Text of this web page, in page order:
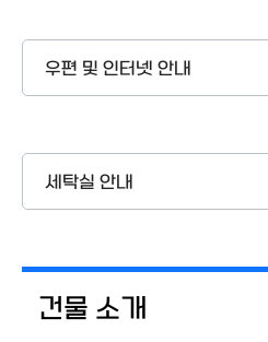
우편 및 인터넷 안내
세탁실 안내
건물 소개